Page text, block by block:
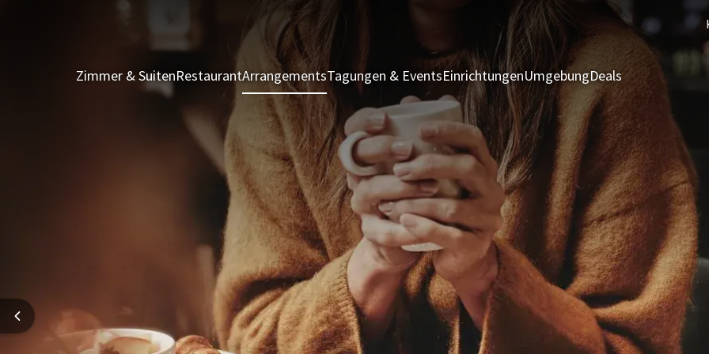
Zimmer & SuitenRestaurantArrangementsTagungen & EventsEinrichtungenUmgebungDealsZimmer &